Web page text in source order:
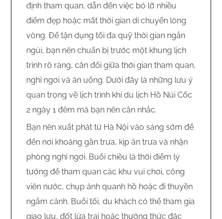
định tham quan, dẫn đến việc bỏ lỡ nhiều
điểm đẹp hoặc mất thời gian di chuyển lòng
vòng. Để tận dụng tối đa quỹ thời gian ngắn
ngủi, bạn nên chuẩn bị trước một khung lịch
trình rõ ràng, cân đối giữa thời gian tham quan,
nghỉ ngơi và ăn uống. Dưới đây là những lưu ý
quan trọng về lịch trình khi du lịch Hồ Núi Cốc
2 ngày 1 đêm mà bạn nên cân nhắc.
Bạn nên xuất phát từ Hà Nội vào sáng sớm để
đến nơi khoảng gần trưa, kịp ăn trưa và nhận
phòng nghỉ ngơi. Buổi chiều là thời điểm lý
tưởng để tham quan các khu vui chơi, công
viên nước, chụp ảnh quanh hồ hoặc đi thuyền
ngắm cảnh. Buổi tối, du khách có thể tham gia
giao lưu, đốt lửa trại hoặc thưởng thức đặc